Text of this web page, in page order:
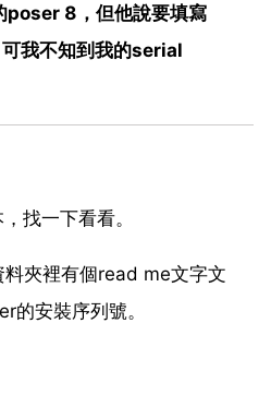
8，但他說要填寫
我不知到我的serial
找一下看看。
夾裡有個read me文字文
的安裝序列號。